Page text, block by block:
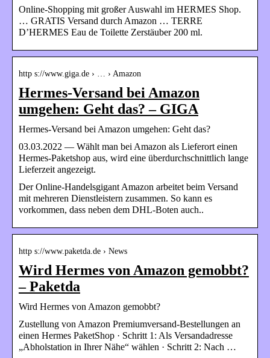
Online-Shopping mit großer Auswahl im HERMES Shop.
… GRATIS Versand durch Amazon … TERRE
D’HERMES Eau de Toilette Zerstäuber 200 ml.
http s://www.giga.de › … › Amazon
Hermes-Versand bei Amazon
umgehen: Geht das? – GIGA
Hermes-Versand bei Amazon umgehen: Geht das?
03.03.2022 — Wählt man bei Amazon als Lieferort einen
Hermes-Paketshop aus, wird eine überdurchschnittlich lange
Lieferzeit angezeigt.
Der Online-Handelsgigant Amazon arbeitet beim Versand
mit mehreren Dienstleistern zusammen. So kann es
vorkommen, dass neben dem DHL-Boten auch..
http s://www.paketda.de › News
Wird Hermes von Amazon gemobbt?
– Paketda
Wird Hermes von Amazon gemobbt?
Zustellung von Amazon Premiumversand-Bestellungen an
einen Hermes PaketShop · Schritt 1: Als Versandadresse
„Abholstation in Ihrer Nähe“ wählen · Schritt 2: Nach …